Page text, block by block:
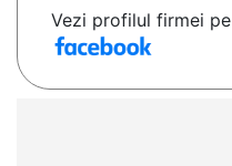
Vezi profilul firmei pe